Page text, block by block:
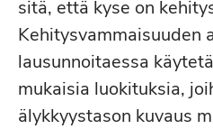
sitä, että kyse on
Kehitysvammaisuuden
lausunnoitaessa
mukaisia luokituksia,
älykkyystason kuvaus